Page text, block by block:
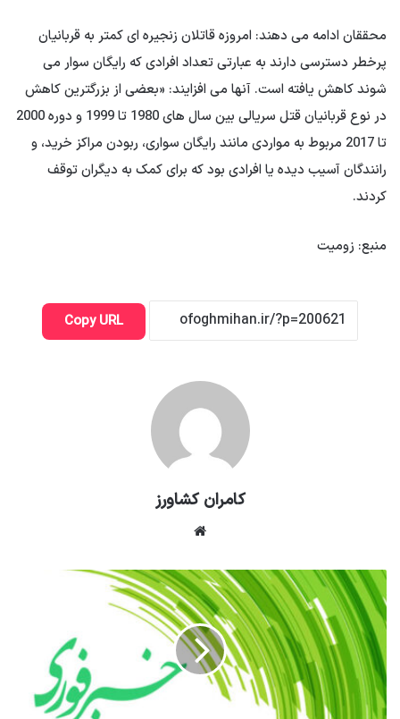
محققان ادامه می دهند: امروزه قاتلان زنجیره ای کمتر به قربانیان
پرخطر دسترسی دارند به عبارتی تعداد افرادی که رایگان سوار می
شوند کاهش یافته است. آنها می افزایند: «بعضی از بزرگترین کاهش
در نوع قربانیان قتل سریالی بین سال های 1980 تا 1999 و دوره 2000
تا 2017 مربوط به مواردی مانند رایگان سواری، ربودن مراکز خرید، و
رانندگان آسیب دیده یا افرادی بود که برای کمک به دیگران توقف
کردند.
منبع: زومیت
Copy URL
کامران کشاورز